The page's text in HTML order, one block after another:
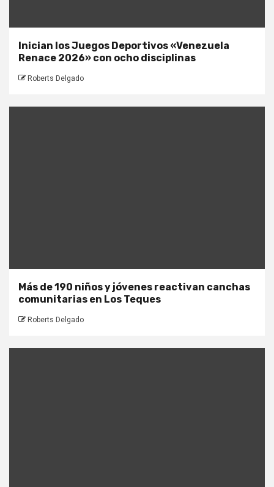
Inician los Juegos Deportivos «Venezuela
Renace 2026» con ocho disciplinas
Roberts Delgado
Más de 190 niños y jóvenes reactivan canchas
comunitarias en Los Teques
Roberts Delgado